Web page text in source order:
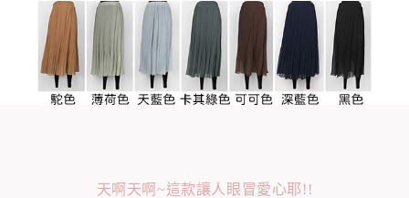
天啊天啊~這款讓人眼冒愛心耶!!